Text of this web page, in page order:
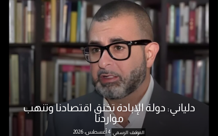
دلياني: دولة الإبادة تخنق اقتصادنا وتنهب
مواردنا
الموقف الرسمي 4 أغسطس، 2026